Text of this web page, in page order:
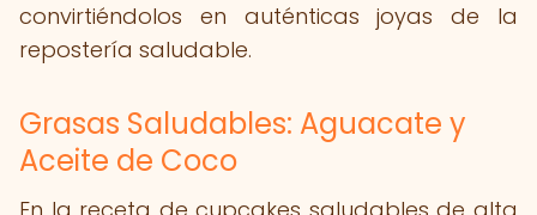
convirtiéndolos en auténticas joyas de la
repostería saludable.
Grasas Saludables: Aguacate y
Aceite de Coco